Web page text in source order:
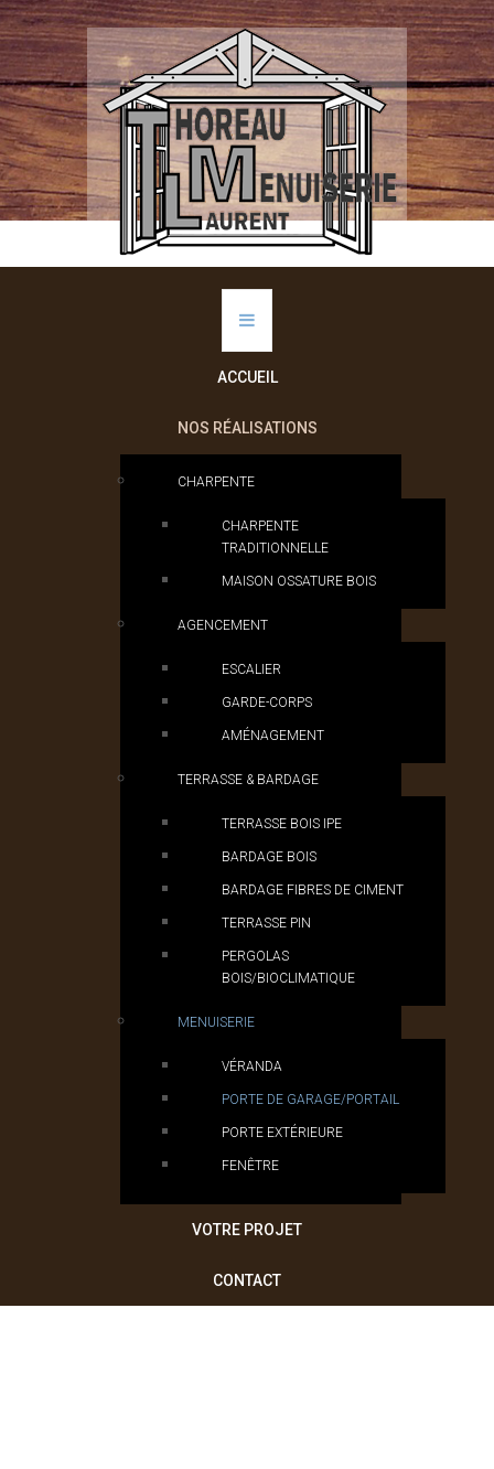
ACCUEIL
NOS RÉALISATIONS
CHARPENTE
CHARPENTE
TRADITIONNELLE
MAISON OSSATURE BOIS
AGENCEMENT
ESCALIER
GARDE-CORPS
AMÉNAGEMENT
TERRASSE & BARDAGE
TERRASSE BOIS IPE
BARDAGE BOIS
BARDAGE FIBRES DE CIMENT
TERRASSE PIN
PERGOLAS
BOIS/BIOCLIMATIQUE
MENUISERIE
VÉRANDA
PORTE DE GARAGE/PORTAIL
PORTE EXTÉRIEURE
FENÊTRE
VOTRE PROJET
CONTACT